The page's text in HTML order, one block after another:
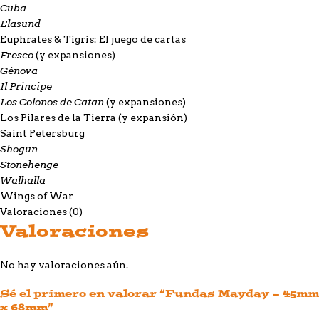
Cuba
Elasund
Euphrates & Tigris: El juego de cartas
Fresco(y expansiones)
Génova
Il Principe
Los Colonos de Catan(y expansiones)
Los Pilares de la Tierra (y expansión)
Saint Petersburg
Shogun
Stonehenge
Walhalla
Wings of War
Valoraciones (0)
Valoraciones
No hay valoraciones aún.
Sé el primero en valorar “Fundas Mayday – 45mm
x 68mm”